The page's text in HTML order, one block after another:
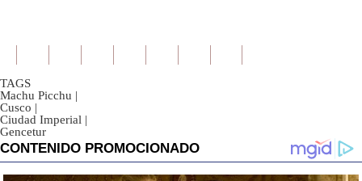
TAGS
Machu Picchu |
Cusco |
Ciudad Imperial |
Gencetur